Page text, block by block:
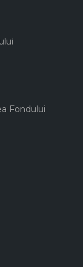
Fondului